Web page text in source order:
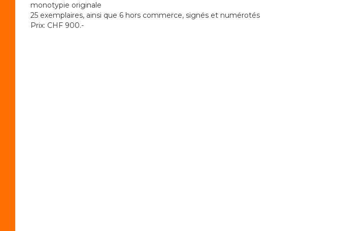
monotypie originale
25 exemplaires, ainsi que 6 hors commerce, signés et numérotés
Prix: CHF 900.-